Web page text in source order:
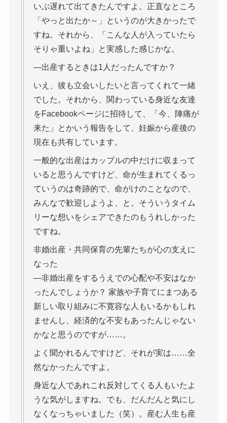
いぶ遅れて出てきたんですよ。正直なところ
「やっと出たか～」というのが大きかったで
すね。それから、「こんな人が入っていたら
そりゃ重いよね」と実感した感じかな。
―出産するときは1人だったんですか？
いえ、彼も立会いしたいと言ってくれて一緒
でした。それから、関わっている身近な友達
をFacebookページに招待して、「今、陣痛が
来た」とかいう報告をして、妊娠から産後の
現在も共有しています。
一般的な出産はカップルの中だけに収まって
いると思うんですけど、命が生まれてくるっ
ていうのは奇跡的で、命がけのことなので、
みんなで歓迎しようよ、と。そういうタイム
リーな想いをシェアできたのもうれしかった
ですね。
非婚出産・共同保育の先輩たちが心の支えに
なった
―非婚出産をするうえでの心配や不安はなか
ったんでしょうか？ 家族や子育てにまつある
新しい取り組みに不寛容な人もいるかもしれ
ませんし、経済的な不安もあったんじゃない
かなと思うのですが……。
よく聞かれるんですけど、それが実は……全
然なかったんですよ。
身近な人であれこれ反対してくる人もいたよ
うな気がしますね。でも、だんだんと気にし
なくなっちゃいました（笑）。産む人生も産